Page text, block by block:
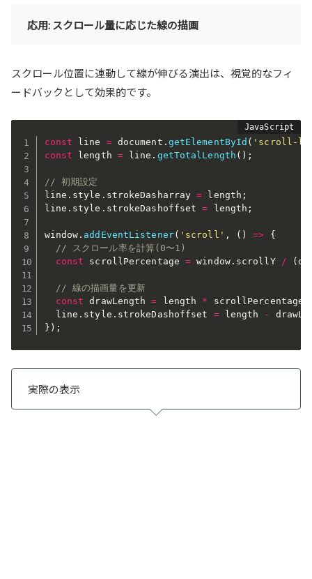
応用: スクロール量に応じた線の描画
スクロール位置に連動して線が伸びる演出は、視覚的なフィ
ードバックとして効果的です。
const line = document . getElementById ( 'scroll-
const length = line . getTotalLength ( ) ;
// 初期設定
line . style . strokeDasharray = length ;
line . style . strokeDashoffset = length ;
window . addEventListener( 'scroll' , ( ) =>
{
// スクロール率を計算(0〜1)
const scrollPercentage = window. scrollY / (
// 線の描画量を更新
const drawLength = length * scrollPercentage
  line
. style . strokeDashoffset = length -
} ) ;
実際の表示